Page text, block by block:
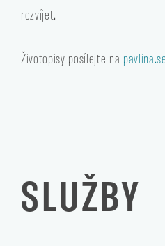
rozvíjet.
Životopisy posílejte na
SLUŽBY